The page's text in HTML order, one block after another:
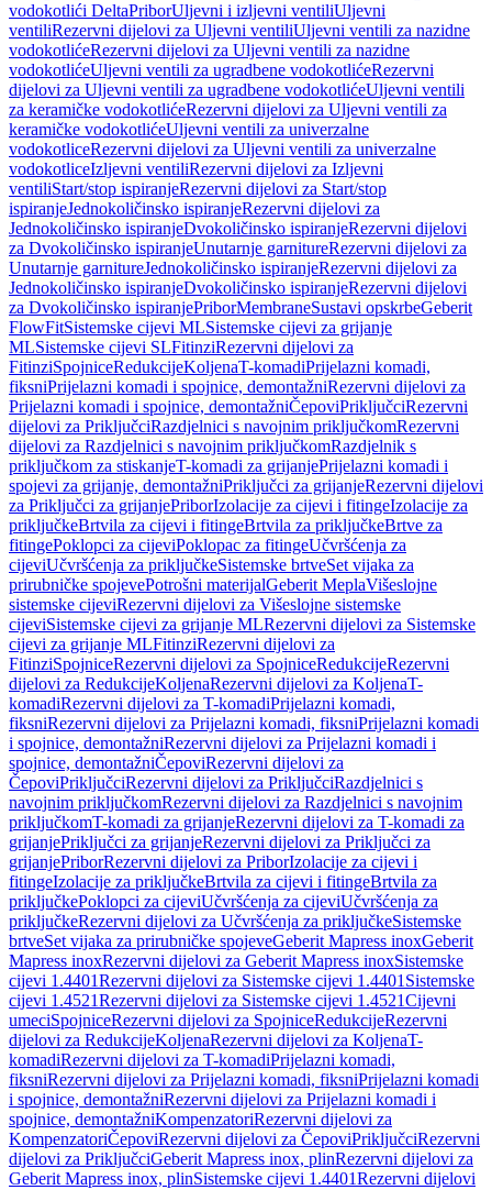
vodokotlići DeltaPriborUljevni i izljevni ventiliUljevni
ventiliRezervni dijelovi za Uljevni ventiliUljevni ventili za nazidne
vodokotlićeRezervni dijelovi za Uljevni ventili za nazidne
vodokotlićeUljevni ventili za ugradbene vodokotlićeRezervni
dijelovi za Uljevni ventili za ugradbene vodokotlićeUljevni ventili
za keramičke vodokotlićeRezervni dijelovi za Uljevni ventili za
keramičke vodokotlićeUljevni ventili za univerzalne
vodokotliceRezervni dijelovi za Uljevni ventili za univerzalne
vodokotliceIzljevni ventiliRezervni dijelovi za Izljevni
ventiliStart/stop ispiranjeRezervni dijelovi za Start/stop
ispiranjeJednokoličinsko ispiranjeRezervni dijelovi za
Jednokoličinsko ispiranjeDvokoličinsko ispiranjeRezervni dijelovi
za Dvokoličinsko ispiranjeUnutarnje garnitureRezervni dijelovi za
Unutarnje garnitureJednokoličinsko ispiranjeRezervni dijelovi za
Jednokoličinsko ispiranjeDvokoličinsko ispiranjeRezervni dijelovi
za Dvokoličinsko ispiranjePriborMembraneSustavi opskrbeGeberit
FlowFitSistemske cijevi MLSistemske cijevi za grijanje
MLSistemske cijevi SLFitinziRezervni dijelovi za
FitinziSpojniceRedukcijeKoljenaT-komadiPrijelazni komadi,
fiksniPrijelazni komadi i spojnice, demontažniRezervni dijelovi za
Prijelazni komadi i spojnice, demontažniČepoviPriključciRezervni
dijelovi za PriključciRazdjelnici s navojnim priključkomRezervni
dijelovi za Razdjelnici s navojnim priključkomRazdjelnik s
priključkom za stiskanjeT-komadi za grijanjePrijelazni komadi i
spojevi za grijanje, demontažniPriključci za grijanjeRezervni dijelovi
za Priključci za grijanjePriborIzolacije za cijevi i fitingeIzolacije za
priključkeBrtvila za cijevi i fitingeBrtvila za priključkeBrtve za
fitingePoklopci za cijeviPoklopac za fitingeUčvršćenja za
cijeviUčvršćenja za priključkeSistemske brtveSet vijaka za
prirubničke spojevePotrošni materijalGeberit MeplaVišeslojne
sistemske cijeviRezervni dijelovi za Višeslojne sistemske
cijeviSistemske cijevi za grijanje MLRezervni dijelovi za Sistemske
cijevi za grijanje MLFitinziRezervni dijelovi za
FitinziSpojniceRezervni dijelovi za SpojniceRedukcijeRezervni
dijelovi za RedukcijeKoljenaRezervni dijelovi za KoljenaT-
komadiRezervni dijelovi za T-komadiPrijelazni komadi,
fiksniRezervni dijelovi za Prijelazni komadi, fiksniPrijelazni komadi
i spojnice, demontažniRezervni dijelovi za Prijelazni komadi i
spojnice, demontažniČepoviRezervni dijelovi za
ČepoviPriključciRezervni dijelovi za PriključciRazdjelnici s
navojnim priključkomRezervni dijelovi za Razdjelnici s navojnim
priključkomT-komadi za grijanjeRezervni dijelovi za T-komadi za
grijanjePriključci za grijanjeRezervni dijelovi za Priključci za
grijanjePriborRezervni dijelovi za PriborIzolacije za cijevi i
fitingeIzolacije za priključkeBrtvila za cijevi i fitingeBrtvila za
priključkePoklopci za cijeviUčvršćenja za cijeviUčvršćenja za
priključkeRezervni dijelovi za Učvršćenja za priključkeSistemske
brtveSet vijaka za prirubničke spojeveGeberit Mapress inoxGeberit
Mapress inoxRezervni dijelovi za Geberit Mapress inoxSistemske
cijevi 1.4401Rezervni dijelovi za Sistemske cijevi 1.4401 Sistemske
cijevi 1.4521Rezervni dijelovi za Sistemske cijevi 1.4521Cijevni
umeciSpojniceRezervni dijelovi za SpojniceRedukcijeRezervni
dijelovi za RedukcijeKoljenaRezervni dijelovi za KoljenaT-
komadiRezervni dijelovi za T-komadiPrijelazni komadi,
fiksniRezervni dijelovi za Prijelazni komadi, fiksniPrijelazni komadi
i spojnice, demontažniRezervni dijelovi za Prijelazni komadi i
spojnice, demontažniKompenzatoriRezervni dijelovi za
KompenzatoriČepoviRezervni dijelovi za ČepoviPriključciRezervni
dijelovi za PriključciGeberit Mapress inox, plinRezervni dijelovi za
Geberit Mapress inox, plinSistemske cijevi 1.4401Rezervni dijelovi